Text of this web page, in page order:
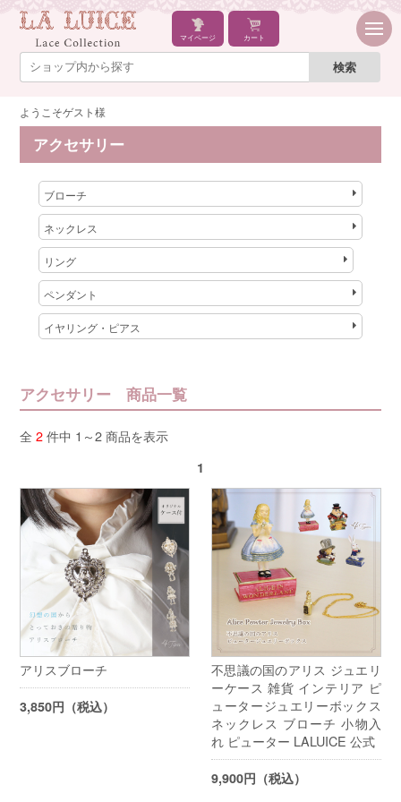
マイページ カート
ようこそゲスト様
アクセサリー
ブローチ
ネックレス
リング
ペンダント
イヤリング・ピアス
アクセサリー 商品一覧
全2件中 1～2 商品を表示
1
アリスブローチ
3,850円（税込）
不思議の国のアリス ジュエリ
ーケース 雑貨 インテリア ピ
ュータージュエリーボックス
ネックレス ブローチ 小物入
れ ピューター LALUICE 公式
9,900円（税込）